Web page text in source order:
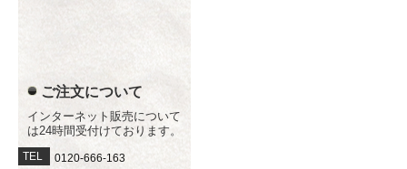
ご注文について
インターネット販売について
は24時間受付けております。
TEL
0120-666-163